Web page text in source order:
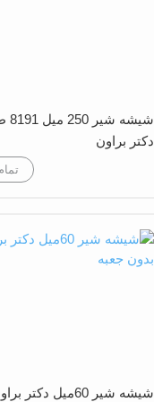
دکتر براون
شیشه شیر 60میل